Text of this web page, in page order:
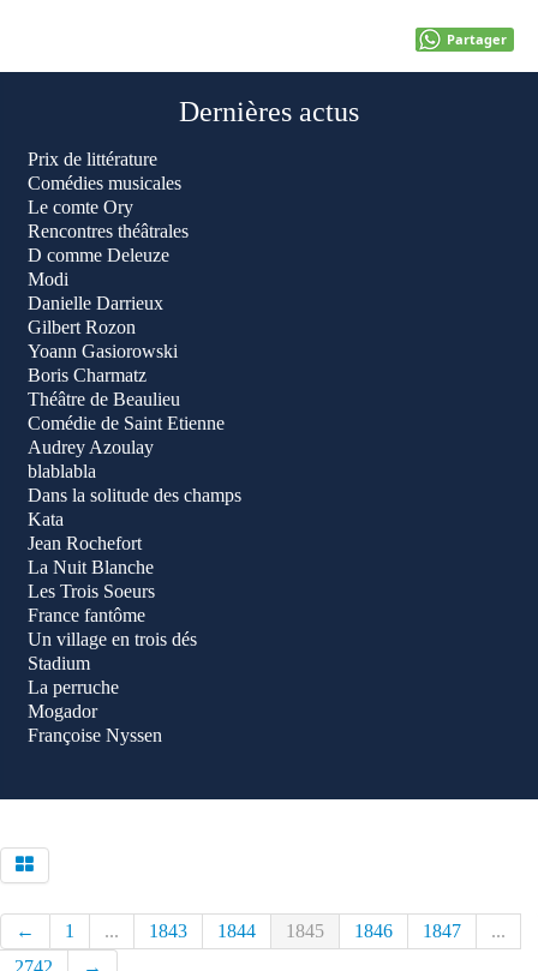
Partager
Dernières actus
Prix de littérature
Comédies musicales
Le comte Ory
Rencontres théâtrales
D comme Deleuze
Modi
Danielle Darrieux
Gilbert Rozon
Yoann Gasiorowski
Boris Charmatz
Théâtre de Beaulieu
Comédie de Saint Etienne
Audrey Azoulay
blablabla
Dans la solitude des champs
Kata
Jean Rochefort
La Nuit Blanche
Les Trois Soeurs
France fantôme
Un village en trois dés
Stadium
La perruche
Mogador
Françoise Nyssen
← 1 ... 1843 1844 1845 1846 1847
...
2742
→